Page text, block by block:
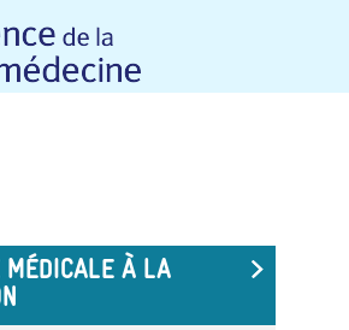
MÉDICALE À LA